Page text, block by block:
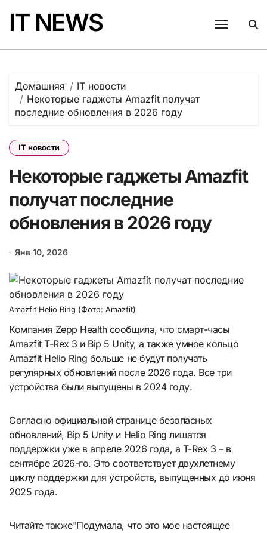
содержанию
IT NEWS
Домашняя
IT новости
Некоторые гаджеты Amazfit получат
последние обновления в 2026 году
IT новости
Некоторые гаджеты Amazfit
получат последние
обновления в 2026 году
Янв 10, 2026
Amazfit Helio Ring (Фото: Amazfit)
Компания Zepp Health сообщила, что смарт-часы
Amazfit T-Rex 3 и Bip 5 Unity, а также умное кольцо
Amazfit Helio Ring больше не будут получать
регулярных обновлений после 2026 года. Все три
устройства были выпущены в 2024 году.
Согласно официальной странице безопасных
обновлений, Bip 5 Unity и Helio Ring лишатся
поддержки уже в апреле 2026 года, а T-Rex 3 – в
сентябре 2026-го. Это соответствует двухлетнему
циклу поддержки для устройств, выпущенных до июня
2025 года.
Читайте также"Подумала, что это мое настоящее